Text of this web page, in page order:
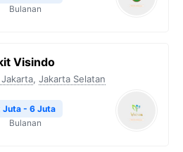
Bulanan
Visindo
Jakarta, Jakarta Selatan
Juta - 6 Juta
Bulanan